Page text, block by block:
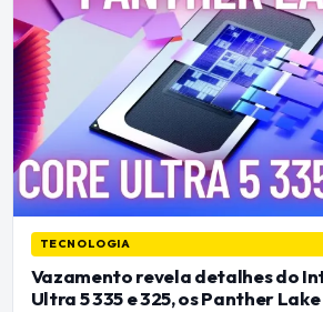
TECNOLOGIA
Vazamento revela detalhes do
Ultra 5 335 e 325, os Panther